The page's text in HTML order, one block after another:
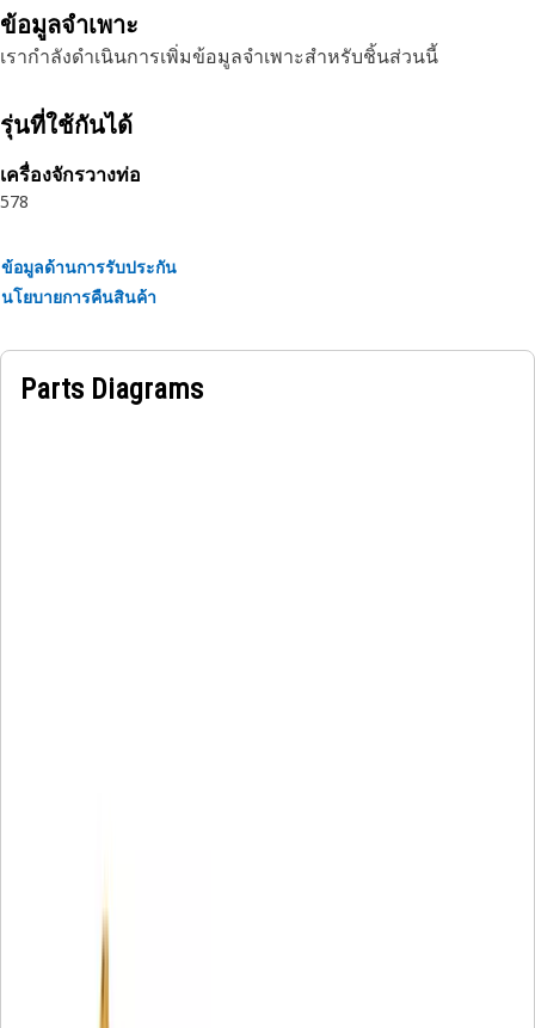
ข้อมูลจำเพาะ
เรากำลังดำเนินการเพิ่มข้อมูลจำเพาะสำหรับชิ้นส่วนนี้
รุ่นที่ใช้กันได้
เครื่องจักรวางท่อ
578
ข้อมูลด้านการรับประกัน
นโยบายการคืนสินค้า
Parts Diagrams